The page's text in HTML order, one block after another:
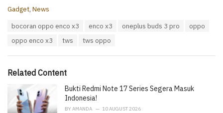
C
i
Gadget, News
bocoran oppo enco x3 enco x3 oneplus buds 3 pro
oppo
oppo enco x3
tws tws oppo
Related Content
Bukti Redmi Note 17 Series Segera Masuk
Indonesia!
BY AMANDA 10 AUGUST 2026